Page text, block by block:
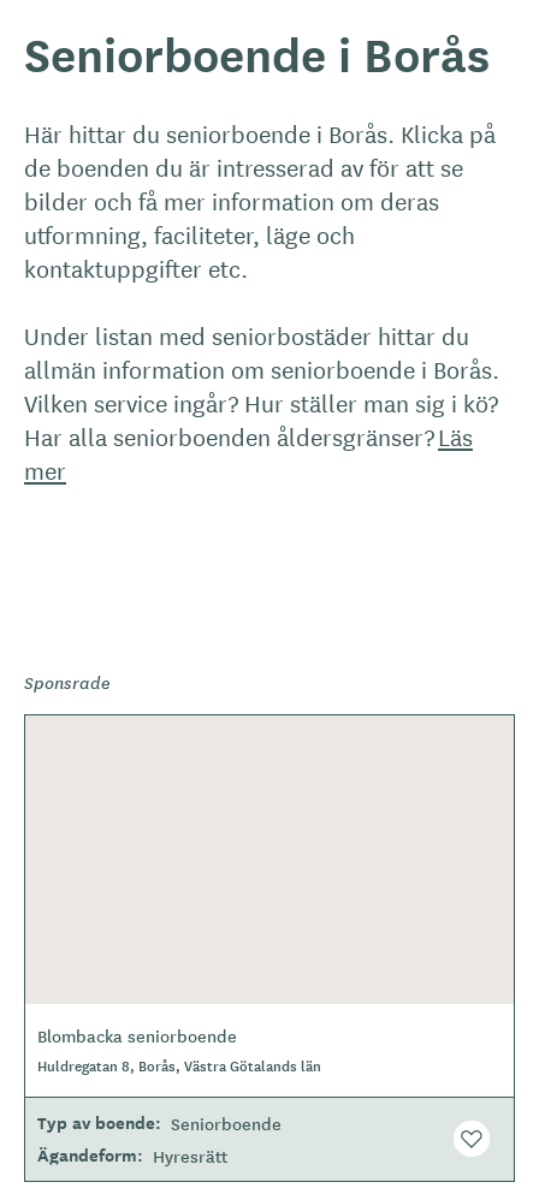
Seniorboende i Borås
Här hittar du seniorboende i Borås. Klicka på
de boenden du är intresserad av för att se
bilder och få mer information om deras
utformning, faciliteter, läge och
kontaktuppgifter etc.
Under listan med seniorbostäder hittar du
allmän information om seniorboende i Borås.
Vilken service ingår? Hur ställer man sig i kö?
Har alla seniorboenden åldersgränser?Läs
mer
Sponsrade
Blombacka seniorboende
Huldregatan 8, Borås, Västra Götalands län
Typ av boende Seniorboende
Ägandeform Hyresrätt